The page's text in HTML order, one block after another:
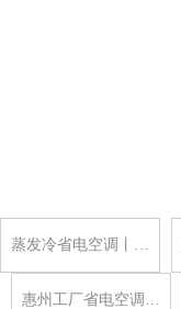
蒸发冷省电空调丨…
惠州工厂省电空调…